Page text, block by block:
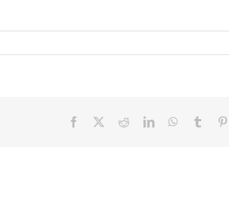
Facebook
TwitterRedditLinkedInWhatsApp
Tumblr